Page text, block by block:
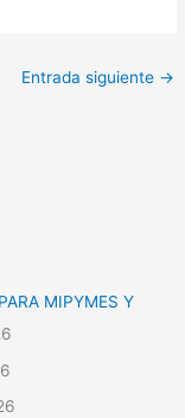
Entrada siguiente →
MIPYMES Y